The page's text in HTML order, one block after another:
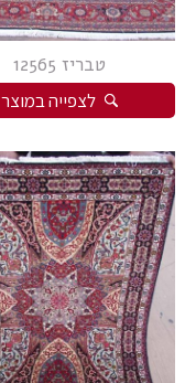
צורה
סגנון
טבריז 12565
לצפייה במוצר